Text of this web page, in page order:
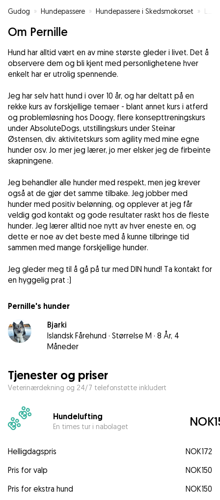
Gudog » Hundepassere » Hundepassere i Skedsmokorset » Lidenskapelig hundelufter
Om Pernille
Hund har alltid vært en av mine største gleder i livet. Det å
observere dem og bli kjent med personlighetene hver
enkelt har er utrolig spennende.
Jeg har selv hatt hund i over 10 år, og har deltatt på en
rekke kurs av forskjellige temaer - blant annet kurs i atferd
og problemløsning hos Doogy, flere konsepttreningskurs
under AbsoluteDogs, utstillingskurs under Steinar
Østensen, div. aktivitetskurs som agility med mine egne
hunder osv. Jo mer jeg lærer, jo mer elsker jeg de firbeinte
skapningene.
Jeg behandler alle hunder med respekt, men jeg krever
også at de gjør det samme tilbake. Jeg jobber med
hunder med positiv belønning, og opplever at jeg får
veldig god kontakt og gode resultater raskt hos de fleste
hunder. Jeg lærer alltid noe nytt av hver eneste en, og
dette er noe av det beste med å kunne tilbringe tid
sammen med mange forskjellige hunder.
Jeg gleder meg til å gå på tur med DIN hund! Ta kontakt for
en hyggelig prat :)
Pernille's hunder
Bjarki
Islandsk Fårehund · Størrelse M · 8 År, 4
Måneder
Tjenester og priser
Veterinærdekning og 24/7 telefonstøtte inkludert
Hundelufting
En times tur i nabolaget
Helligdagspris
NOK172
Pris for valp
NOK150
Pris for ekstra hund
NOK150